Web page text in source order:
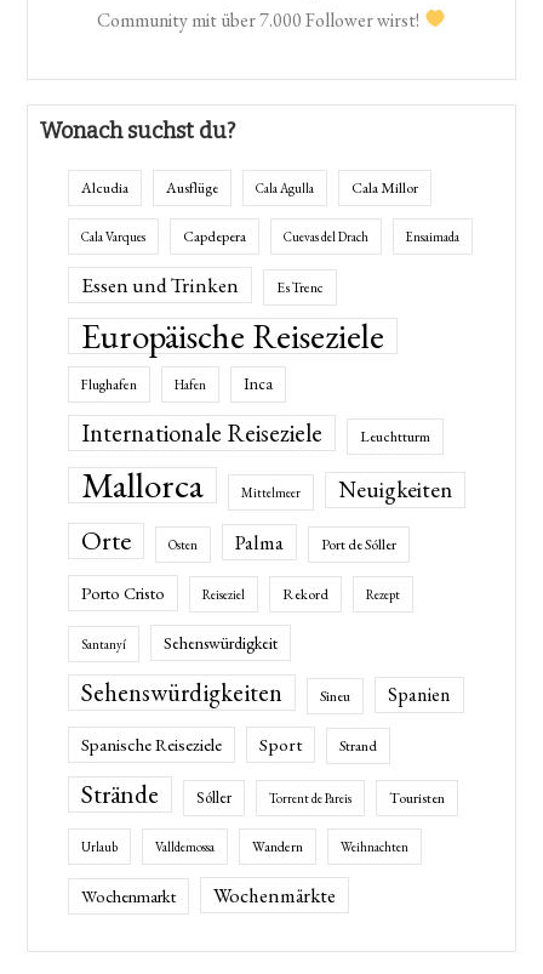
Community mit über 7.000 Follower wirst!
Wonach suchst du?
Alcudia Ausflüge Cala Agulla Cala Millor
Cala Varques Capdepera Cuevas del Drach Ensaimada
Essen und Trinken Es Trenc
Europäische Reiseziele
Flughafen Hafen Inca
Internationale Reiseziele Leuchtturm
Mallorca Mittelmeer Neuigkeiten
Orte Osten Palma Port de Sóller
Porto Cristo Reiseziel Rekord Rezept
Santanyí Sehenswürdigkeit
Sehenswürdigkeiten Sineu Spanien
Spanische Reiseziele Sport Strand
Strände Sóller Torrent de Pareis Touristen
Urlaub Valldemossa Wandern Weihnachten
Wochenmarkt Wochenmärkte